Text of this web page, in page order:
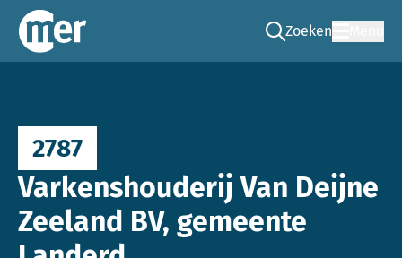
Commissie mer
Zoeken
Ga naar de zoek
2787
Varkenshouderij Van Deijne
Zeeland BV, gemeente